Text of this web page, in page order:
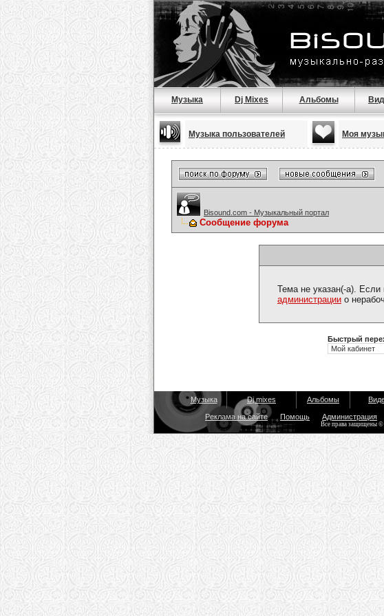
Музыка Dj Mixes Альбомы
Музыка пользователей Моя
Bisound.com - Музыкальный портал
Сообщение форума
Тема не указан(-а).
администрации о
Быстрый
Музыка Dj mixes Альбомы
Реклама на сайте Помощь Администрация
Все права защищены